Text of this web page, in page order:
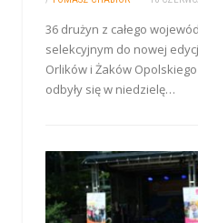
36 drużyn z całego
selekcyjnym do nowej
Orlików i Żaków
odbyły się w niedzielę…